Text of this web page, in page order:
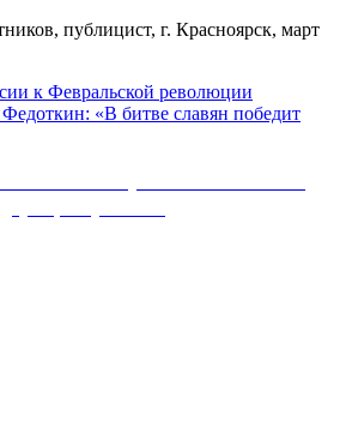
публицист, г. Красноярск, март
к Февральской революции
«В битве славян победит